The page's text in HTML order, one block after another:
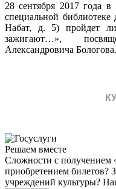
28 сентября 2017 года в
специальной
Набат, д. 5) пройдет
зажигают…»,
Александровича Бологова.
Решаем вместе
Сложности с
приобретением билетов?
учреждений культуры?